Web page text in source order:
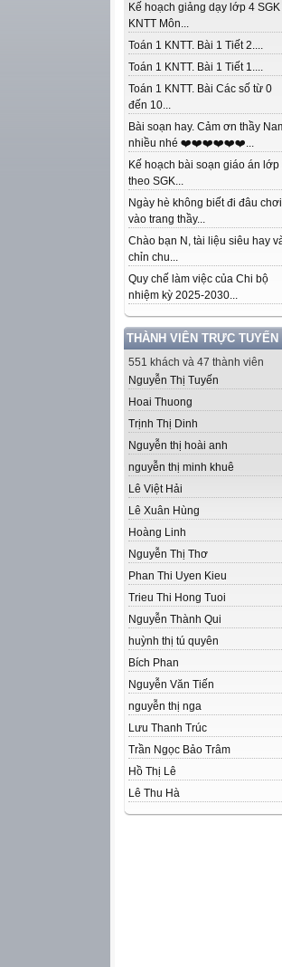
Kế hoạch giảng dạy lớp 4 SGK
KNTT Môn...
Toán 1 KNTT. Bài 1 Tiết 2....
Toán 1 KNTT. Bài 1 Tiết 1....
Toán 1 KNTT. Bài Các số từ 0
đến 10...
Bài soạn hay. Cảm ơn thầy
nhiều nhé ❤️❤️❤️❤️❤️❤️...
Kế hoạch bài soạn giáo án lớp
theo SGK...
Ngày hè không biết đi đâu
vào trang thầy...
Chào bạn N, tài liệu siêu hay
chỉn chu...
Quy chế làm việc của Chi bộ
nhiệm kỳ 2025-2030...
THÀNH VIÊN TRỰC TUYẾN
551 khách và 47 thành viên
Nguyễn Thị Tuyến
Hoai Thuong
Trịnh Thị Dinh
Nguyễn thị hoài anh
nguyễn thị minh khuê
Lê Việt Hải
Lê Xuân Hùng
Hoàng Linh
Nguyễn Thị Thơ
Phan Thi Uyen Kieu
Trieu Thi Hong Tuoi
Nguyễn Thành Qui
huỳnh thị tú quyên
Bích Phan
Nguyễn Văn Tiến
nguyễn thị nga
Lưu Thanh Trúc
Trần Ngọc Bảo Trâm
Hồ Thị Lê
Lê Thu Hà